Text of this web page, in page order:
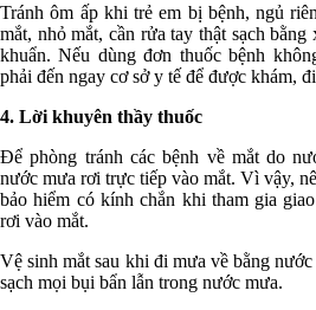
Tránh ôm ấp khi trẻ em bị bệnh, ngủ
mắt, nhỏ mắt, cần rửa tay thật sạch
khuẩn. Nếu dùng đơn thuốc bệnh
phải đến ngay cơ sở y tế để được khám,
4. Lời khuyên thầy thuốc
Để phòng tránh các bệnh về mắt do
nước mưa rơi trực tiếp vào mắt. Vì vậy,
bảo hiểm có kính chắn khi tham gia
rơi vào mắt.
Vệ sinh mắt sau khi đi mưa về bằng
sạch mọi bụi bẩn lẫn trong nước mưa.